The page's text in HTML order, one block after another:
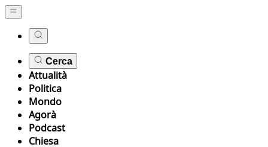
Cerca
Attualità
Politica
Mondo
Agorà
Podcast
Chiesa